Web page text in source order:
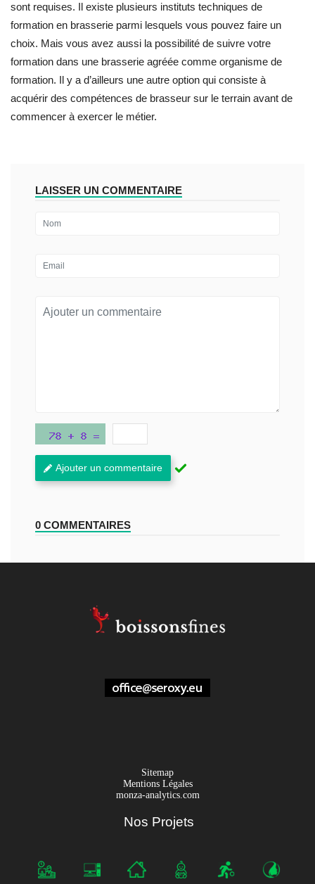
sont requises. Il existe plusieurs instituts techniques de
formation en brasserie parmi lesquels vous pouvez faire un
choix. Mais vous avez aussi la possibilité de suivre votre
formation dans une brasserie agréée comme organisme de
formation. Il y a d’ailleurs une autre option qui consiste à
acquérir des compétences de brasseur sur le terrain avant de
commencer à exercer le métier.
LAISSER UN COMMENTAIRE
Ajouter un commentaire
0 COMMENTAIRES
Sitemap
Mentions Légales
monza-analytics.com
Nos Projets